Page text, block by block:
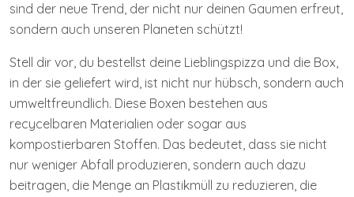
sind der neue Trend, der nicht nur deinen Gaumen erfreut,
sondern auch unseren Planeten schützt!
Stell dir vor, du bestellst deine Lieblingspizza und die Box,
in der sie geliefert wird, ist nicht nur hübsch, sondern auch
umweltfreundlich. Diese Boxen bestehen aus
recycelbaren Materialien oder sogar aus
kompostierbaren Stoffen. Das bedeutet, dass sie nicht
nur weniger Abfall produzieren, sondern auch dazu
beitragen, die Menge an Plastikmüll zu reduzieren, die